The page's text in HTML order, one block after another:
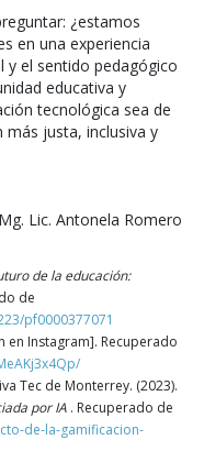
¿estamos
en una experiencia
y el sentido pedagógico
educativa y
tecnológica sea de
más justa, inclusiva y
Lic. Antonela Romero
de la educación:
de
pf0000377071
en Instagram]. Recuperado
Tec de Monterrey. (2023).
por IA . Recuperado de
de-la-gamificacion-